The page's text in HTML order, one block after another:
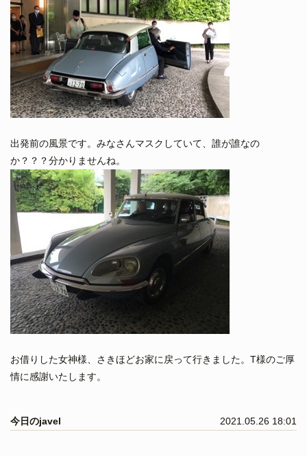
出発前の風景です。みなさんマスクしていて、誰が誰なの
か？？？分かりませんね。
お借りした女神様、さきほどお家に戻って行きました。T様のご厚
情に感謝いたします。
今日のjavel 2021.05.26 18:01